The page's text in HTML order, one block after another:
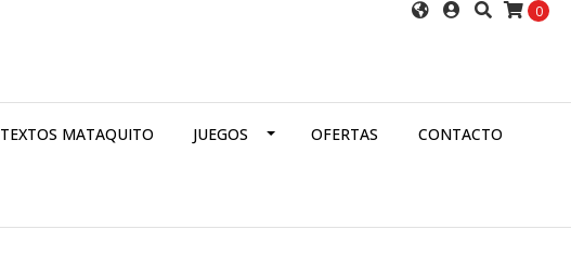
0
TEXTOS MATAQUITO JUEGOS OFERTAS CONTACTO